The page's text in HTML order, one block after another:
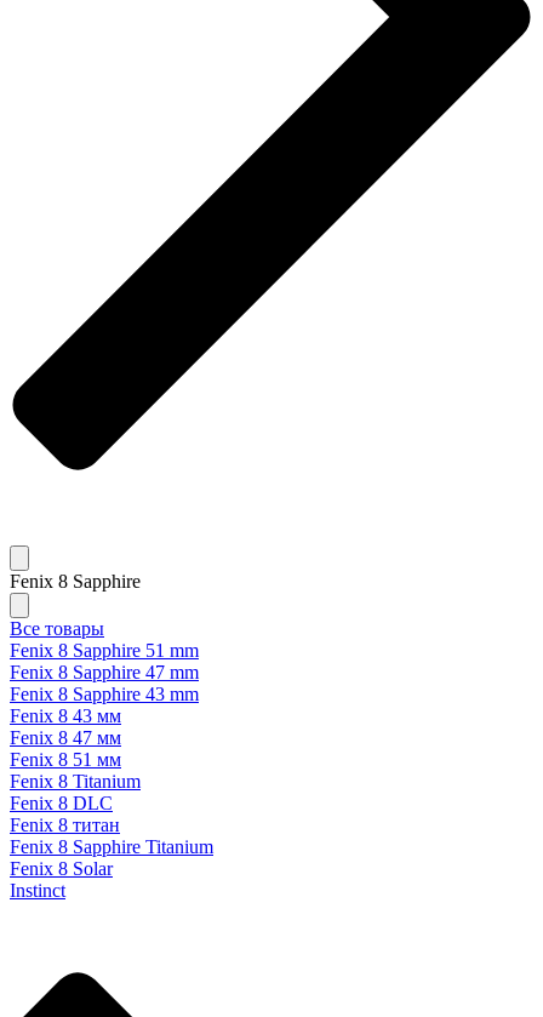
Fenix 8 Sapphire
Все товары
Fenix 8 Sapphire 51 mm
Fenix 8 Sapphire 47 mm
Fenix 8 Sapphire 43 mm
Fenix 8 43 мм
Fenix 8 47 мм
Fenix 8 51 мм
Fenix 8 Titanium
Fenix 8 DLC
Fenix 8 титан
Fenix 8 Sapphire Titanium
Fenix 8 Solar
Instinct